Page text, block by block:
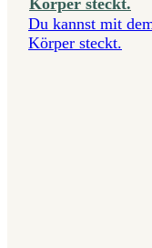
Körper steckt.
Du kannst mit
Körper steckt.